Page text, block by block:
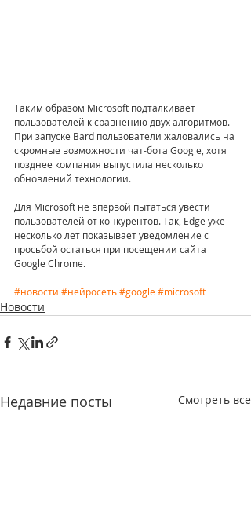
Таким образом Microsoft подталкивает
пользователей к сравнению двух алгоритмов.
При запуске Bard пользователи жаловались на
скромные возможности чат-бота Google, хотя
позднее компания выпустила несколько
обновлений технологии.
Для Microsoft не впервой пытаться увести
пользователей от конкурентов. Так, Edge уже
несколько лет показывает уведомление с
просьбой остаться при посещении сайта
Google Chrome.
#новости #нейросеть#google#microsoft
Новости
Недавние посты Смотреть все